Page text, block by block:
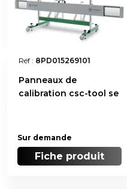
Réf : 8PD015269101
Panneaux de
calibration csc-tool se
Sur demande
Fiche produit